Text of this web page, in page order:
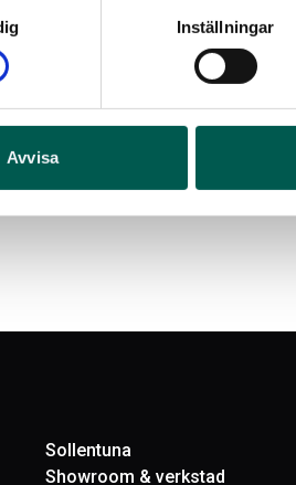
Inställningar
Avvisa
RA1014
Sollentuna
Showroom & verkstad